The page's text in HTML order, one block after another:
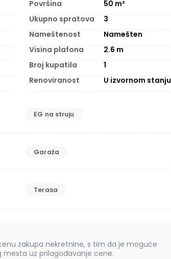
Površina 50 m²
Ukupno spratova
3
Nameštenost
Namešten
Visina plafona 2.6 m
Broj kupatila
1
Renoviranost U izvornom stanju
EG na struju
Garaža
Terasa
zakupa nekretnine, s tim da je moguće
mesta uz prilagođavanje cene.